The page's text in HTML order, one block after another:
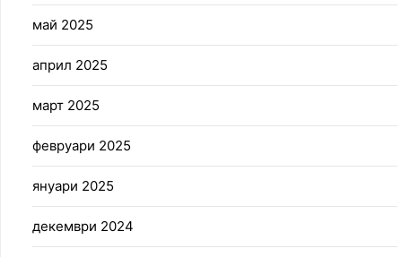
май 2025
април 2025
март 2025
февруари 2025
януари 2025
декември 2024